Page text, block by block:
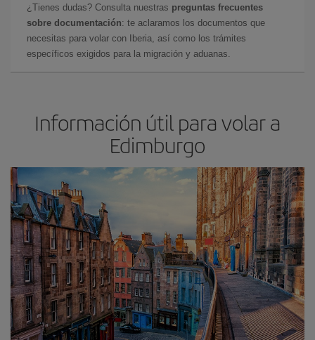
¿Tienes dudas? Consulta nuestras preguntas frecuentes
sobre documentación: te aclaramos los documentos que
necesitas para volar con Iberia, así como los trámites
específicos exigidos para la migración y aduanas.
Información útil para volar a
Edimburgo